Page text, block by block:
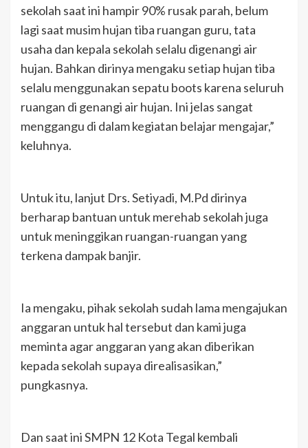
sekolah saat ini hampir 90% rusak parah, belum
lagi saat musim hujan tiba ruangan guru, tata
usaha dan kepala sekolah selalu digenangi air
hujan. Bahkan dirinya mengaku setiap hujan tiba
selalu menggunakan sepatu boots karena seluruh
ruangan di genangi air hujan. Ini jelas sangat
menggangu di dalam kegiatan belajar mengajar,”
keluhnya.
Untuk itu, lanjut Drs. Setiyadi, M.Pd dirinya
berharap bantuan untuk merehab sekolah juga
untuk meninggikan ruangan-ruangan yang
terkena dampak banjir.
Ia mengaku, pihak sekolah sudah lama mengajukan
anggaran untuk hal tersebut dan kami juga
meminta agar anggaran yang akan diberikan
kepada sekolah supaya direalisasikan,”
pungkasnya.
Dan saat ini SMPN 12 Kota Tegal kembali